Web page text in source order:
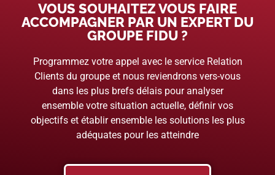
VOUS SOUHAITEZ VOUS FAIRE
ACCOMPAGNER PAR UN EXPERT DU
GROUPE FIDU ?
Programmez votre appel avec le service Relation
Clients du groupe et nous reviendrons vers-vous
dans les plus brefs délais pour analyser
ensemble votre situation actuelle, définir vos
objectifs et établir ensemble les solutions les plus
adéquates pour les atteindre